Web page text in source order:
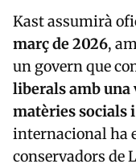
Kast assumirà
març de 2026,
un govern que
liberals amb una
matèries socials
internacional ha
conservadors de